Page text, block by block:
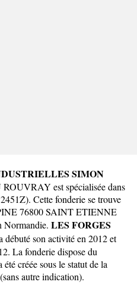
SIMON
est spécialisée dans
Cette fonderie se trouve
76800 SAINT ETIENNE
Normandie. LES FORGES
débuté son activité en 2012 et
La fonderie dispose du
créée sous le statut de la
autre indication).